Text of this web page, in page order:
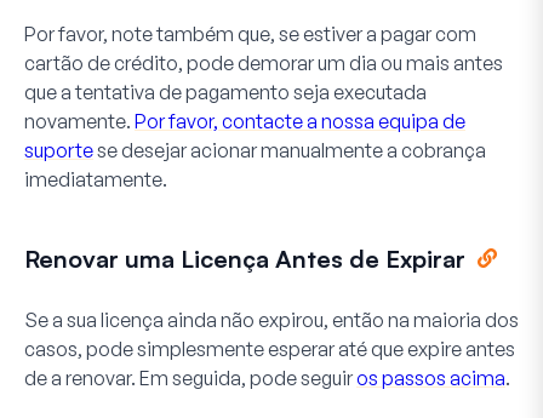
Por favor, note também que, se estiver a pagar com
cartão de crédito, pode demorar um dia ou mais antes
que a tentativa de pagamento seja executada
novamente. Por favor, contacte a nossa equipa de
suportese desejar acionar manualmente a cobrança
imediatamente.
Renovar uma Licença Antes de Expirar
Se a sua licença ainda não expirou, então na maioria dos
casos, pode simplesmente esperar até que expire antes
de a renovar. Em seguida, pode seguiros passos acima.